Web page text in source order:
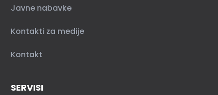
Javne nabavke
Kontakti za medije
Kontakt
SERVISI